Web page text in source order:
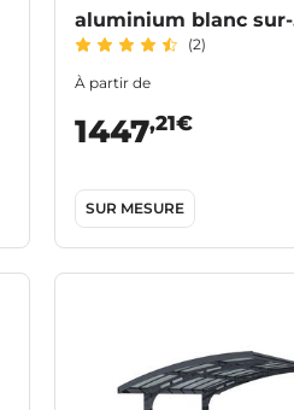
aluminium blanc sur-
mesure
(2)
À partir de
1447,21€
SUR MESURE